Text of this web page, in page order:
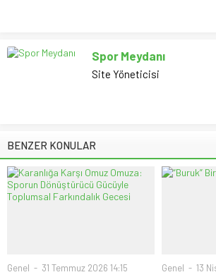
Spor Meydanı
Site Yöneticisi
BENZER KONULAR
Genel 31 Temmuz 2026 14:15 Genel 13